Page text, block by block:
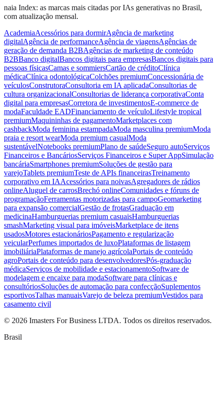
naia Index: as marcas mais citadas por IAs generativas no Brasil,
com atualização mensal.
AcademiaAcessórios para dormirAgência de marketing
digitalAgência de performanceAgência de viagensAgências de
geração de demanda B2BAgências de marketing de conteúdo
B2BBanco digitalBancos digitais para empresasBancos digitais para
pessoas físicasCamas e sommiersCartão de créditoClínica
médicaClínica odontológicaColchões premiumConcessionária de
veículosConstrutoraConsultoria em IA aplicadaConsultorias de
cultura organizacionalConsultorias de liderança corporativaConta
digital para empresasCorretora de investimentosE-commerce de
modaFaculdade EADFinanciamento de veículoLifestyle tropical
premiumMaquininhas de pagamentoMarketplaces com
cashbackModa feminina estampadaModa masculina premiumModa
praia e resort wearModa premium casualModa
sustentávelNotebooks premiumPlano de saúdeSeguro autoServiços
Financeiros e BancáriosServiços Financeiros e Super AppSimulação
bancáriaSmartphones premiumSoluções de gestão para
varejoTablets premiumTeste de APIs financeirasTreinamento
corporativo em IAAcessórios para noivasAgregadores de rádios
onlineAluguel de carrosBrechó onlineComunidades e fóruns de
programaçãoFerramentas motorizadas para campoGeomarketing
para expansão comercialGestão de frotasGraduação em
medicinaHamburguerias premium casuaisHamburguerias
smashMarketing visual para imóveisMarketplace de itens
usadosMotores estacionáriosPagamento e regularização
veicularPerfumes importados de luxoPlataformas de listagem
imobiliáriaPlataformas de manejo agrícolaPortais de conteúdo
agroPortais de conteúdo para desenvolvedoresPós-graduação
médicaServiços de mobilidade e estacionamentoSoftware de
modelagem e encaixe para modaSoftware para clínicas e
consultóriosSoluções de automação para confecçãoSuplementos
esportivosTalhas manuaisVarejo de beleza premiumVestidos para
casamento civil
© 2026 Imasters For Business LTDA. Todos os direitos reservados.
Brasil